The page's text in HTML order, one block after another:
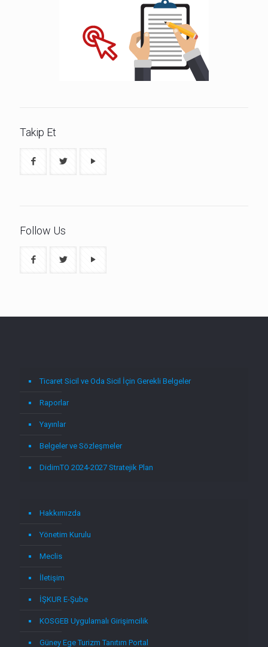
Takip Et
Follow Us
Ticaret Sicil ve Oda Sicil İçin Gerekli Belgeler
Raporlar
Yayınlar
Belgeler ve Sözleşmeler
DidimTO 2024-2027 Stratejik Plan
Hakkımızda
Yönetim Kurulu
Meclis
İletişim
İŞKUR E-Şube
KOSGEB Uygulamalı Girişimcilik
Güney Ege Turizm Tanıtım Portal